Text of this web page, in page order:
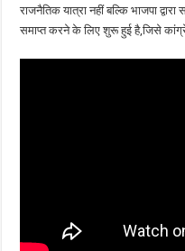
राजनैतिक यात्रा नहीं बल्कि भाजपा
समाप्त करने के लिए शुरू हुई है,जिसे